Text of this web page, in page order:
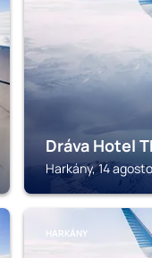
Dráva Hotel
Harkány, 14
HARKÁNY